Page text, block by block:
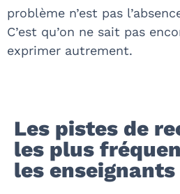
problème n’est pas
C’est qu’on ne sait pas
exprimer autrement.
Les pistes de
les plus
les enseignants